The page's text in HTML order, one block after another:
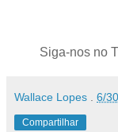
Siga-nos no
Wallace Lopes 6/
Compartilhar